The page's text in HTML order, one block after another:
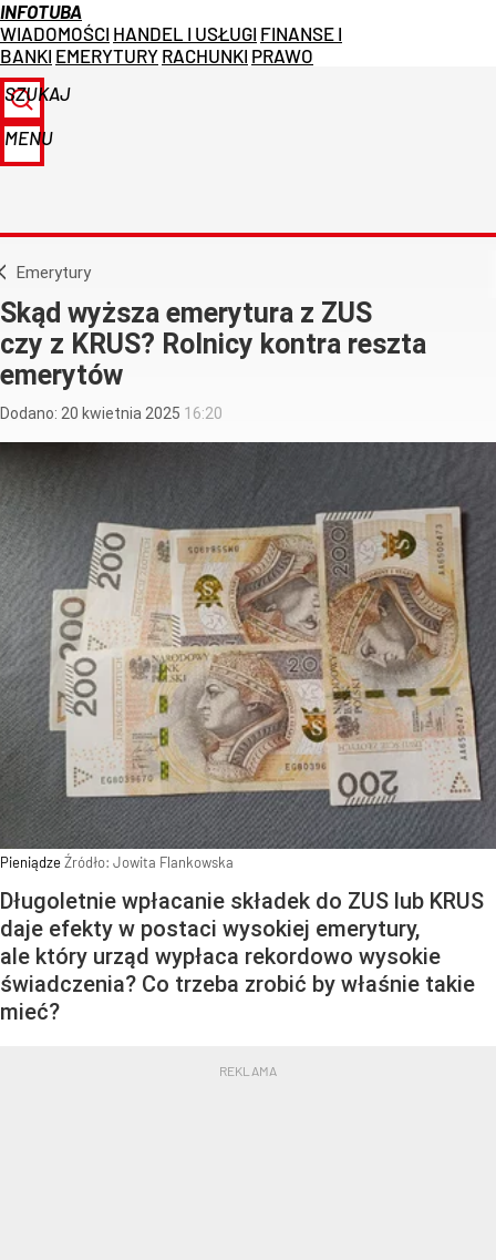
INFOTUBA
WIADOMOŚCI HANDEL I USŁUGI FINANSE I
BANKI EMERYTURY RACHUNKI PRAWO
SZUKAJ
MENU
Emerytury
Skąd wyższa emerytura z ZUS
czy z KRUS? Rolnicy kontra reszta
emerytów
Dodano: 20 kwietnia 2025 16:20
PieniądzeŹródło: Jowita Flankowska
Długoletnie wpłacanie składek do ZUS lub KRUS
daje efekty w postaci wysokiej emerytury,
ale który urząd wypłaca rekordowo wysokie
świadczenia? Co trzeba zrobić by właśnie takie
mieć?